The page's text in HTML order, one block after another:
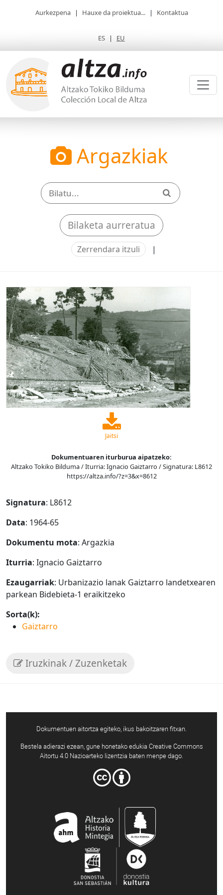
Aurkezpena | Hauxe da proiektua... | Kontaktua
ES | EU
Argazkiak
Bilaketa aurreratua
Zerrendara itzuli |
Jaitsi
Dokumentuaren iturburua aipatzeko:
Altzako Tokiko Bilduma / Iturria: Ignacio Gaiztarro / Signatura: L8612
https://altza.info/?z=3&x=8612
Signatura: L8612
Data: 1964-65
Dokumentu mota: Argazkia
Iturria: Ignacio Gaiztarro
Ezaugarriak: Urbanizazio lanak Gaiztarro landetxearen
parkean Bidebieta-1 eraikitzeko
Sorta(k):
Gaiztarro
Iruzkinak / Zuzenketak
Dokumentuen aitortza egiteko, ikus bakoitzaren fitxan.
Bestela adierazi ezean, gune honetako edukia Creative Commons
Aitortu 4.0 Nazioarteko lizentzia baten menpe dago.